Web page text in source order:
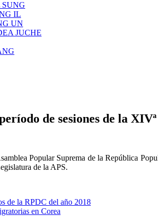
SUNG
IL
UN
JUCHE
de sesiones de la
Popular Suprema de la República
de la APS.
de la RPDC del año 2018
en Corea